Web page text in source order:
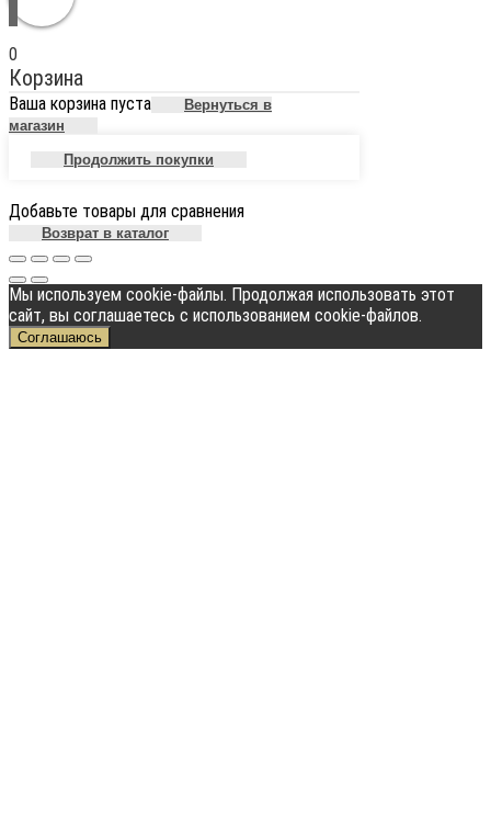
0
Корзина
Ваша корзина пуста
Вернуться в
магазин
Продолжить покупки
Добавьте товары для сравнения
Возврат в каталог
Мы используем cookie-файлы. Продолжая использовать этот
сайт, вы соглашаетесь с использованием cookie-файлов.
Соглашаюсь